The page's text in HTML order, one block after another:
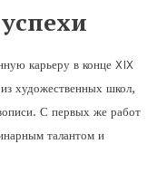
карьеру в конце XIX
художественных школ,
С первых же работ
талантом и